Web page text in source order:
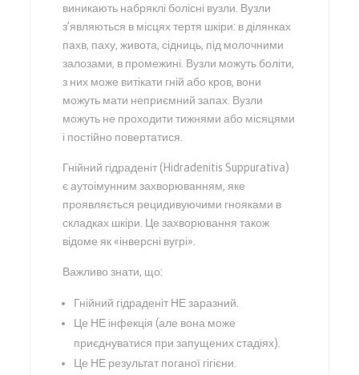
виникають набряклі болісні вузли. Вузли
з’являються в місцях тертя шкіри: в ділянках
пахв, паху, живота, сідниць, під молочними
залозами, в промежині. Вузли можуть боліти,
з них може витікати гній або кров, вони
можуть мати неприємний запах. Вузли
можуть не проходити тижнями або місяцями
і постійно повертатися.
Гнійний гідраденіт (Hidradenitis Suppurativa)
є аутоімунним захворюванням, яке
проявляється рецидивуючими гнояками в
складках шкіри. Це захворювання також
відоме як «інверсні вугрі».
Важливо знати, що:
Гнійний гідраденіт НЕ заразний.
Це НЕ інфекція (але вона може
приєднуватися при запущених стадіях).
Це НЕ результат поганої гігієни.